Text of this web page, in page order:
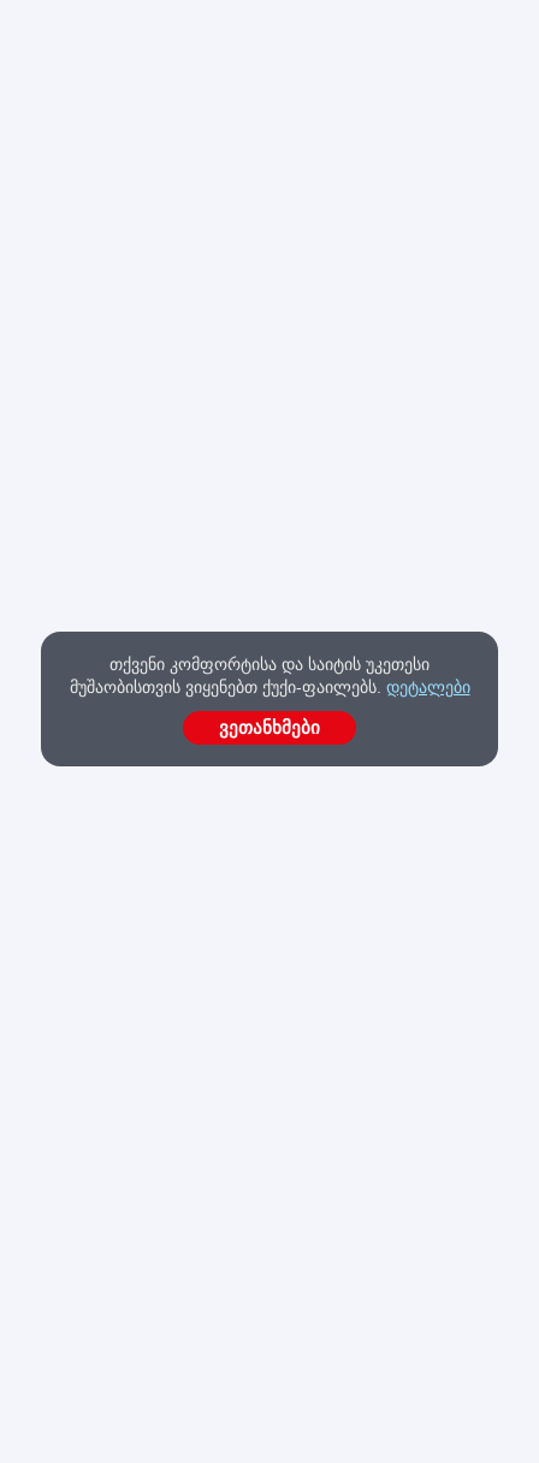
თქვენი კომფორტისა და საიტის უკეთესი
მუშაობისთვის ვიყენებთ ქუქი-ფაილებს. დეტალები
ვეთანხმები